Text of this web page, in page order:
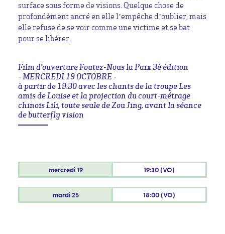
surface sous forme de visions. Quelque chose de
profondément ancré en elle l’empêche d’oublier, mais
elle refuse de se voir comme une victime et se bat
pour se libérer.
Film d'ouverture Foutez-Nous la Paix 3è édition
- MERCREDI 19 OCTOBRE -
à partir de 19:30 avec les chants de la troupe Les
amis de Louise et la projection du court-métrage
chinois Lili, toute seule de Zou Jing, avant la séance
de butterfly vision
mercredi19 19:30 (VO)
mardi25 18:00 (VO)